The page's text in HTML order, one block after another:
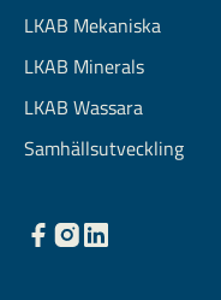
LKAB Mekaniska
LKAB Minerals
LKAB Wassara
Samhällsutveckling